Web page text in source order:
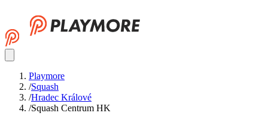
Playmore
/Squash
/Hradec Králové
/Squash Centrum HK